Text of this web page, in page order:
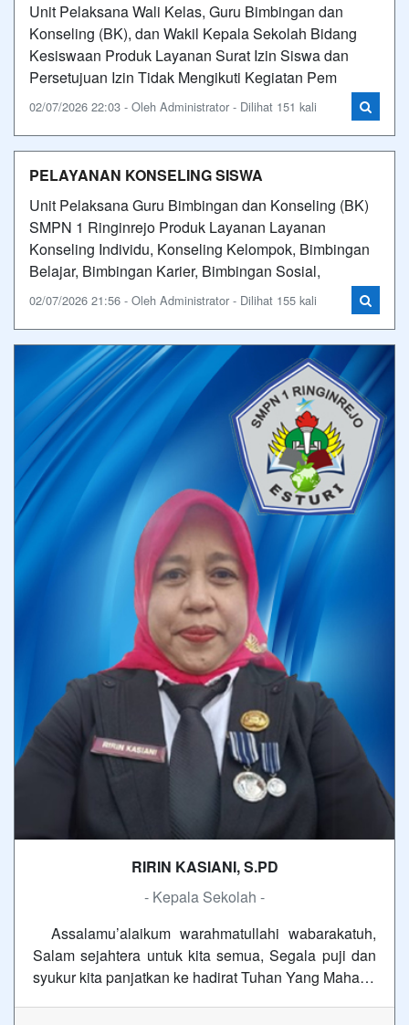
Unit Pelaksana Wali Kelas, Guru Bimbingan dan
Konseling (BK), dan Wakil Kepala Sekolah Bidang
Kesiswaan Produk Layanan Surat Izin Siswa dan
Persetujuan Izin Tidak Mengikuti Kegiatan Pem
02/07/2026 22:03 - Oleh Administrator - Dilihat 151 kali
PELAYANAN KONSELING SISWA
Unit Pelaksana Guru Bimbingan dan Konseling (BK)
SMPN 1 Ringinrejo Produk Layanan Layanan
Konseling Individu, Konseling Kelompok, Bimbingan
Belajar, Bimbingan Karier, Bimbingan Sosial,
02/07/2026 21:56 - Oleh Administrator - Dilihat 155 kali
RIRIN KASIANI, S.PD
- Kepala Sekolah -
Assalamu’alaikum warahmatullahi wabarakatuh,
Salam sejahtera untuk kita semua, Segala puji dan
syukur kita panjatkan ke hadirat Tuhan Yang Maha…